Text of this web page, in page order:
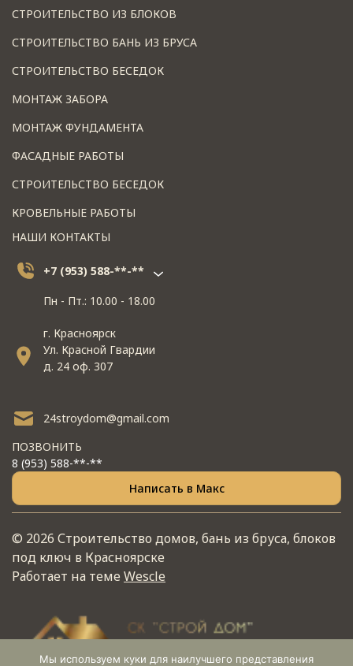
СТРОИТЕЛЬСТВО ИЗ БЛОКОВ
СТРОИТЕЛЬСТВО БАНЬ ИЗ БРУСА
СТРОИТЕЛЬСТВО БЕСЕДОК
МОНТАЖ ЗАБОРА
МОНТАЖ ФУНДАМЕНТА
ФАСАДНЫЕ РАБОТЫ
СТРОИТЕЛЬСТВО БЕСЕДОК
КРОВЕЛЬНЫЕ РАБОТЫ
НАШИ КОНТАКТЫ
+7 (953) 588-**-**
Пн - Пт.: 10.00 - 18.00
г. Красноярск
Ул. Красной Гвардии
д. 24 оф. 307
24stroydom@gmail.com
ПОЗВОНИТЬ
8 (953) 588-**-**
Написать в Макс
© 2026 Строительство домов, бань из бруса, блоков
под ключ в Красноярске
Работает на темеWescle
Мы используем куки для наилучшего представления